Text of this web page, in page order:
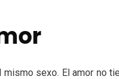
sexo. El amor no